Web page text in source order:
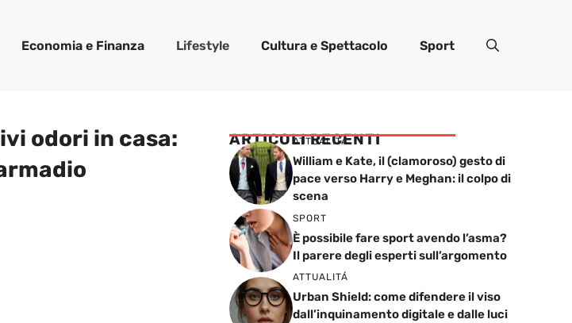
Economia e Finanza Lifestyle Cultura e Spettacolo Sport
odori in casa:
ARTICOLI RECENTI
ATTUALITÁ
William e Kate, il (clamoroso) gesto di
pace verso Harry e Meghan: il colpo di
scena
SPORT
È possibile fare sport avendo l’asma?
Il parere degli esperti sull’argomento
ATTUALITÁ
Urban Shield: come difendere il viso
dall’inquinamento digitale e dalle luci